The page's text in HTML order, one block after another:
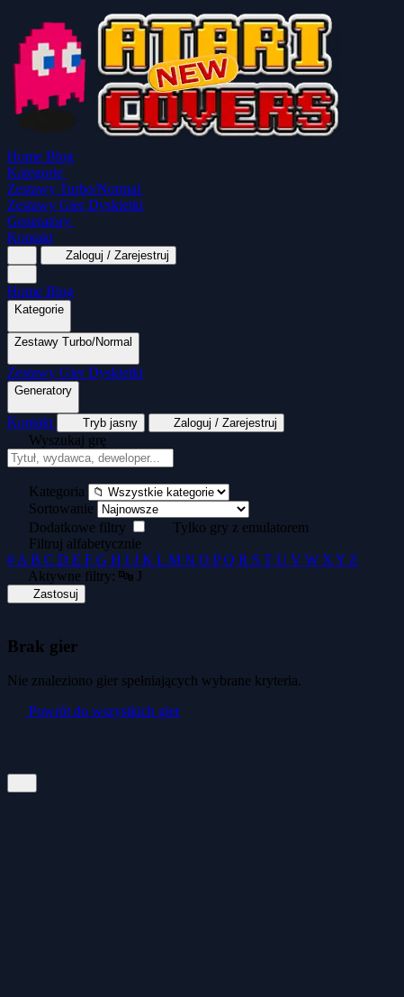
Home Blog
Kategorie
Zestawy Turbo/Normal
Zestawy Gier Dyskietki
Generatory
Kontakt
Zaloguj / Zarejestruj
Home Blog
Kategorie
Wszystkie kategorie
Tekstowe
Zestawy Turbo/Normal
MapaSoft Turbo ROM SparkTurbo 2000
Zestawy Gier Dyskietki
Generatory
Generator kopert dyskietek
Kontakt Tryb jasny Zaloguj / Zarejestruj
Wyszukaj grę
Kategoria
Sortowanie
Dodatkowe filtry
Tylko gry z emulatorem
Filtruj alfabetycznie
# A B C D E F G H I J K L M N O PQ R S T U V W X Y Z
Aktywne filtry: 🔤 J
Zastosuj
Brak gier
Nie znaleziono gier spełniających wybrane kryteria.
Powrót do wszystkich gier